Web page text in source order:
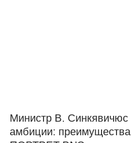
Министр В. Синкявичюс
амбиции: